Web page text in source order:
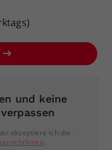
und keine
akzeptiere ich die
.